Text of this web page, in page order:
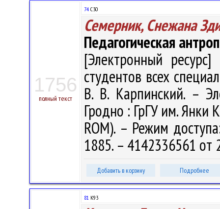
1756
полный текст
74 С30
Семерник, Снежана
Педагогическая
[Электронный
студентов всех
В. В. Карпинский. –
Гродно : ГрГУ им. Янки
ROM). – Режим
1885. – 4142336561 от
Добавить в корзину Подробнее
81 К93